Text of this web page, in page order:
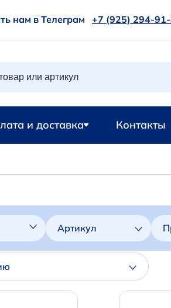
нам в Телеграм +7 (925) 294-
и доставка Контакты
Артикул